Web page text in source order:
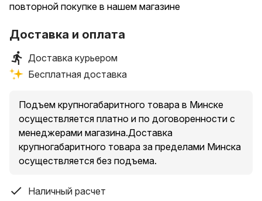
повторной покупке в нашем магазине
Доставка и оплата
Доставка курьером
Бесплатная доставка
Подъем крупногабаритного товара в Минске
осуществляется платно и по договоренности с
менеджерами магазина.Доставка
крупногабаритного товара за пределами Минска
осуществляется без подъема.
Наличный расчет